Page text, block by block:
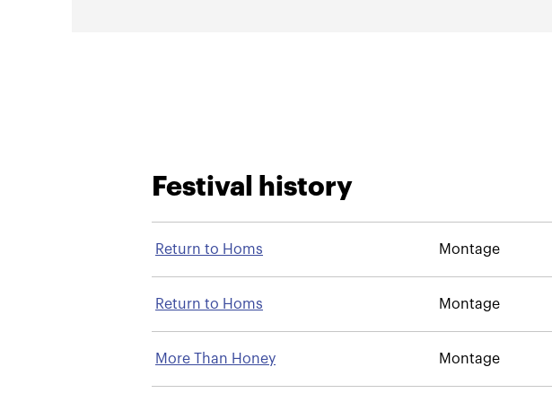
Festival history
Return to Homs Montage
Return to Homs Montage
More Than Honey Montage